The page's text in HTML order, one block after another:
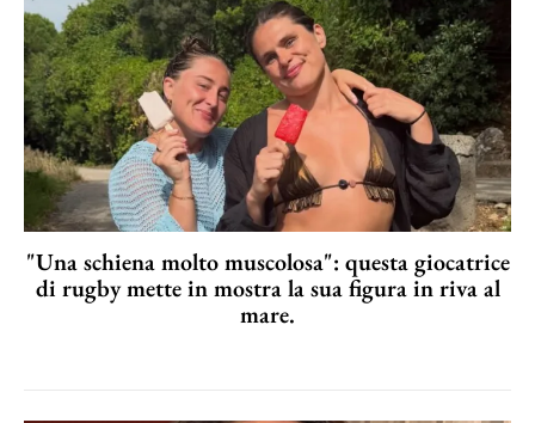
"Una schiena molto muscolosa": questa giocatrice
di rugby mette in mostra la sua figura in riva al
mare.